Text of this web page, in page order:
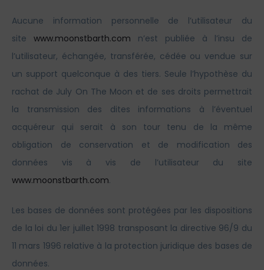
Aucune information personnelle de l’utilisateur du
site www.moonstbarth.com n’est publiée à l’insu de
l’utilisateur, échangée, transférée, cédée ou vendue sur
un support quelconque à des tiers. Seule l’hypothèse du
rachat de July On The Moon et de ses droits permettrait
la transmission des dites informations à l’éventuel
acquéreur qui serait à son tour tenu de la même
obligation de conservation et de modification des
données vis à vis de l’utilisateur du site
www.moonstbarth.com.
Les bases de données sont protégées par les dispositions
de la loi du 1er juillet 1998 transposant la directive 96/9 du
11 mars 1996 relative à la protection juridique des bases de
données.